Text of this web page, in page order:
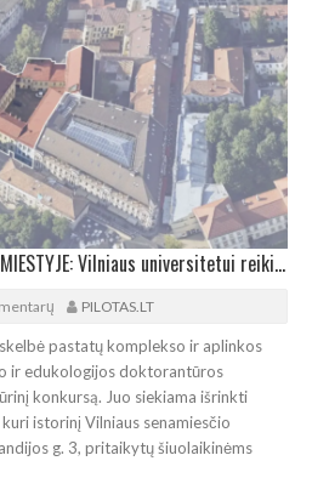
KONKURSAS VILNIAUS SENAMIESTYJE: Vilniaus universitetui reikia pedagogų rengimo centro
PILOTAS.LT
pastatų komplekso ir aplinkos
ir edukologijos doktorantūros
konkursą. Juo siekiama išrinkti
istorinį Vilniaus senamiesčio
g. 3, pritaikytų šiuolaikinėms